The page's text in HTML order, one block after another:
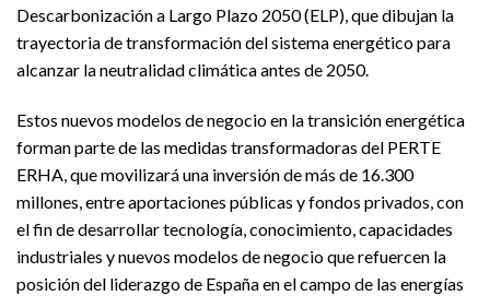
Descarbonización a Largo Plazo 2050 (ELP), que dibujan la
trayectoria de transformación del sistema energético para
alcanzar la neutralidad climática antes de 2050.
Estos nuevos modelos de negocio en la transición energética
forman parte de las medidas transformadoras del PERTE
ERHA, que movilizará una inversión de más de 16.300
millones, entre aportaciones públicas y fondos privados, con
el fin de desarrollar tecnología, conocimiento, capacidades
industriales y nuevos modelos de negocio que refuercen la
posición del liderazgo de España en el campo de las energías